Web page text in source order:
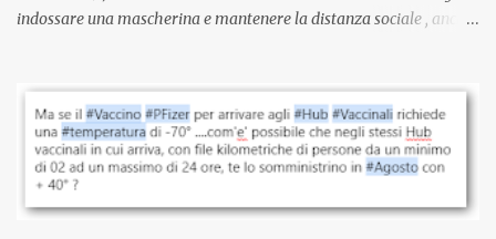
indossare una mascherina e mantenere la distanza sociale , anche
vaccinazione. Non avevamo mai sentito parlare di ricompense,
sconti, incentivi per vaccinarsi. Non avevamo mai visto
discriminazioni per coloro che non l’hanno fatto. Se non sei stato
vaccinato, nessuno aveva prima cercato di farti sentire una
persona cattiva. Non avevamo mai visto un vaccino che minacci le